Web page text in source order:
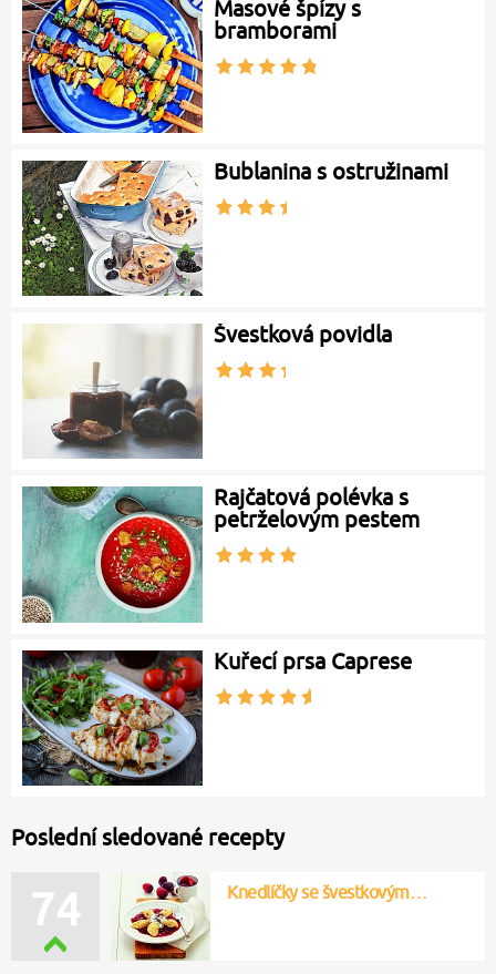
Masové špízy s
bramborami
Bublanina s ostružinami
Švestková povidla
Rajčatová polévka s
petrželovým pestem
Kuřecí prsa Caprese
Poslední sledované recepty
74 Knedlíčky se švestkovým…